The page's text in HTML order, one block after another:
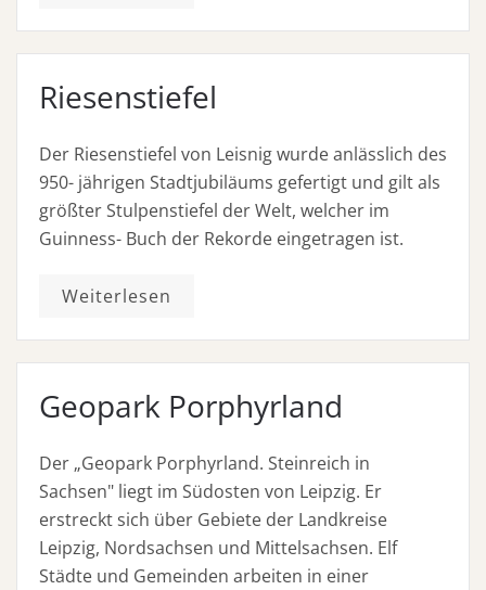
Riesenstiefel
Der Riesenstiefel von Leisnig wurde anlässlich des
950- jährigen Stadtjubiläums gefertigt und gilt als
größter Stulpenstiefel der Welt, welcher im
Guinness- Buch der Rekorde eingetragen ist.
Weiterlesen
Geopark Porphyrland
Der „Geopark Porphyrland. Steinreich in
Sachsen" liegt im Südosten von Leipzig. Er
erstreckt sich über Gebiete der Landkreise
Leipzig, Nordsachsen und Mittelsachsen. Elf
Städte und Gemeinden arbeiten in einer